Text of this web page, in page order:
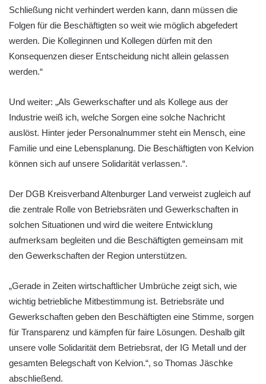
Schließung nicht verhindert werden kann, dann müssen die
Folgen für die Beschäftigten so weit wie möglich abgefedert
werden. Die Kolleginnen und Kollegen dürfen mit den
Konsequenzen dieser Entscheidung nicht allein gelassen
werden.“
Und weiter: „Als Gewerkschafter und als Kollege aus der
Industrie weiß ich, welche Sorgen eine solche Nachricht
auslöst. Hinter jeder Personalnummer steht ein Mensch, eine
Familie und eine Lebensplanung. Die Beschäftigten von Kelvion
können sich auf unsere Solidarität verlassen.“.
Der DGB Kreisverband Altenburger Land verweist zugleich auf
die zentrale Rolle von Betriebsräten und Gewerkschaften in
solchen Situationen und wird die weitere Entwicklung
aufmerksam begleiten und die Beschäftigten gemeinsam mit
den Gewerkschaften der Region unterstützen.
„Gerade in Zeiten wirtschaftlicher Umbrüche zeigt sich, wie
wichtig betriebliche Mitbestimmung ist. Betriebsräte und
Gewerkschaften geben den Beschäftigten eine Stimme, sorgen
für Transparenz und kämpfen für faire Lösungen. Deshalb gilt
unsere volle Solidarität dem Betriebsrat, der IG Metall und der
gesamten Belegschaft von Kelvion.“, so Thomas Jäschke
abschließend.